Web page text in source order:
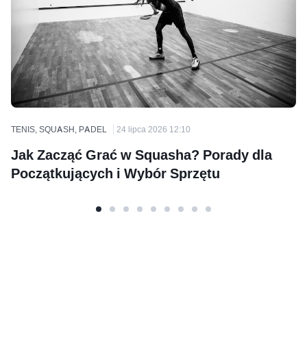
TENIS, SQUASH, PADEL 24 lipca 2026 12:10
Jak Zacząć Grać w Squasha? Porady dla
Początkujących i Wybór Sprzętu